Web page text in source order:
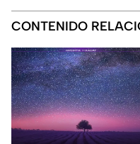
CONTENIDO